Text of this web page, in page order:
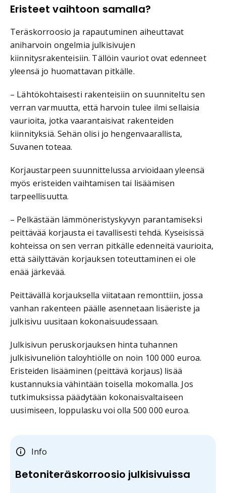
Eristeet vaihtoon samalla?
Teräskorroosio ja rapautuminen aiheuttavat
aniharvoin ongelmia julkisivujen
kiinnitysrakenteisiin. Tällöin vauriot ovat edenneet
yleensä jo huomattavan pitkälle.
– Lähtökohtaisesti rakenteisiin on suunniteltu sen
verran varmuutta, että harvoin tulee ilmi sellaisia
vaurioita, jotka vaarantaisivat rakenteiden
kiinnityksiä. Sehän olisi jo hengenvaarallista,
Suvanen toteaa.
Korjaustarpeen suunnittelussa arvioidaan yleensä
myös eristeiden vaihtamisen tai lisäämisen
tarpeellisuutta.
– Pelkästään lämmöneristyskyvyn parantamiseksi
peittävää korjausta ei tavallisesti tehdä. Kyseisissä
kohteissa on sen verran pitkälle edenneitä vaurioita,
että säilyttävän korjauksen toteuttaminen ei ole
enää järkevää.
Peittävällä korjauksella viitataan remonttiin, jossa
vanhan rakenteen päälle asennetaan lisäeriste ja
julkisivu uusitaan kokonaisuudessaan.
Julkisivun peruskorjauksen hinta tuhannen
julkisivuneliön taloyhtiölle on noin 100 000 euroa.
Eristeiden lisääminen (peittävä korjaus) lisää
kustannuksia vähintään toisella mokomalla. Jos
tutkimuksissa päädytään kokonaisvaltaiseen
uusimiseen, loppulasku voi olla 500 000 euroa.
Info
Betoniteräskorroosio julkisivuissa